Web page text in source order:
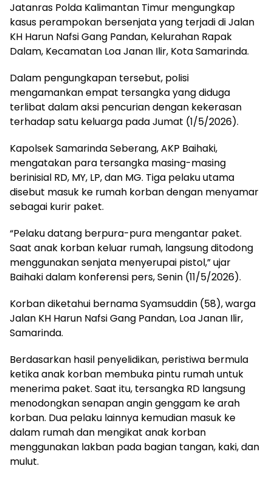
Jatanras Polda Kalimantan Timur mengungkap
kasus perampokan bersenjata yang terjadi di Jalan
KH Harun Nafsi Gang Pandan, Kelurahan Rapak
Dalam, Kecamatan Loa Janan Ilir, Kota Samarinda.
Dalam pengungkapan tersebut, polisi
mengamankan empat tersangka yang diduga
terlibat dalam aksi pencurian dengan kekerasan
terhadap satu keluarga pada Jumat (1/5/2026).
Kapolsek Samarinda Seberang, AKP Baihaki,
mengatakan para tersangka masing-masing
berinisial RD, MY, LP, dan MG. Tiga pelaku utama
disebut masuk ke rumah korban dengan menyamar
sebagai kurir paket.
“Pelaku datang berpura-pura mengantar paket.
Saat anak korban keluar rumah, langsung ditodong
menggunakan senjata menyerupai pistol,” ujar
Baihaki dalam konferensi pers, Senin (11/5/2026).
Korban diketahui bernama Syamsuddin (58), warga
Jalan KH Harun Nafsi Gang Pandan, Loa Janan Ilir,
Samarinda.
Berdasarkan hasil penyelidikan, peristiwa bermula
ketika anak korban membuka pintu rumah untuk
menerima paket. Saat itu, tersangka RD langsung
menodongkan senapan angin genggam ke arah
korban. Dua pelaku lainnya kemudian masuk ke
dalam rumah dan mengikat anak korban
menggunakan lakban pada bagian tangan, kaki, dan
mulut.